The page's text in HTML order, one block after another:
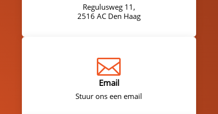
Regulusweg 11,
2516 AC Den Haag

Email
Stuur ons een email